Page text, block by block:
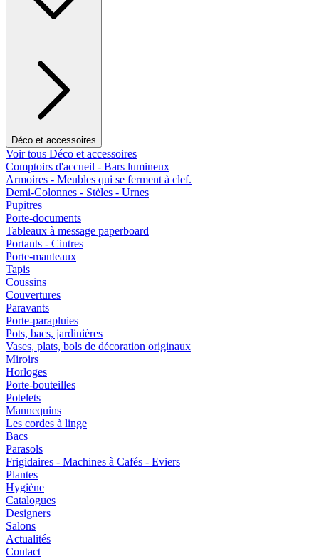
Déco et accessoires
Voir tous Déco et accessoires
Comptoirs d'accueil - Bars lumineux
Armoires - Meubles qui se ferment à clef.
Demi-Colonnes - Stèles - Urnes
Pupitres
Porte-documents
Tableaux à message paperboard
Portants - Cintres
Porte-manteaux
Tapis
Coussins
Couvertures
Paravants
Porte-parapluies
Pots, bacs, jardinières
Vases, plats, bols de décoration originaux
Miroirs
Horloges
Porte-bouteilles
Potelets
Mannequins
Les cordes à linge
Bacs
Parasols
Frigidaires - Machines à Cafés - Eviers
Plantes
Hygiène
Catalogues
Designers
Salons
Actualités
Contact